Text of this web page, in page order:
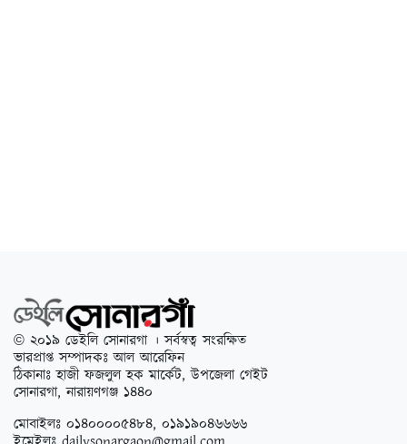
© ২০১৯ ডেইলি সোনারগা । সর্বস্বত্ব সংরক্ষিত
ভারপ্রাপ্ত সম্পাদকঃ আল আরেফিন
ঠিকানাঃ হাজী ফজলুল হক মার্কেট, উপজেলা গেইট
সোনারগা, নারায়ণগঞ্জ ১৪৪০
মোবাইলঃ ০১৪০০০০৫৪৮৪, ০১৯১৯০৪৬৬৬৬